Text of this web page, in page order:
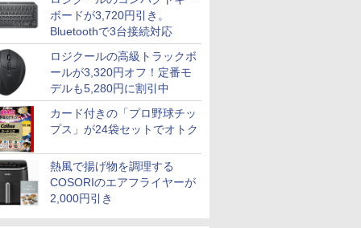
ボードが3,720円引き。
Bluetoothで3台接続対応
ロジクールの高級トラックボ
ールが3,320円オフ！定番モ
デルも5,280円に割引中
カード付きの「プロ野球チッ
プス」が24袋セットでオトク
熱風で揚げ物を調理する
COSORIのエアフライヤーが
2,000円引き